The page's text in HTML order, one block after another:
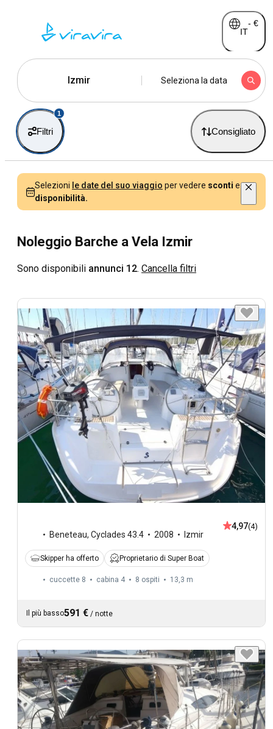
IT
- €
Izmir Seleziona la data
Filtri
1
Consigliato
Selezioni le date del suo viaggio per vedere sconti e
disponibilità.
Noleggio Barche a Vela Izmir
Sono disponibili annunci 12. Cancella filtri
Beneteau, Cyclades 43.4 2008 Izmir
4,97(4)
Skipper ha offerto Proprietario di Super Boat
cuccette 8 cabina 4 8 ospiti 13,3 m
Il più basso591 € / notte